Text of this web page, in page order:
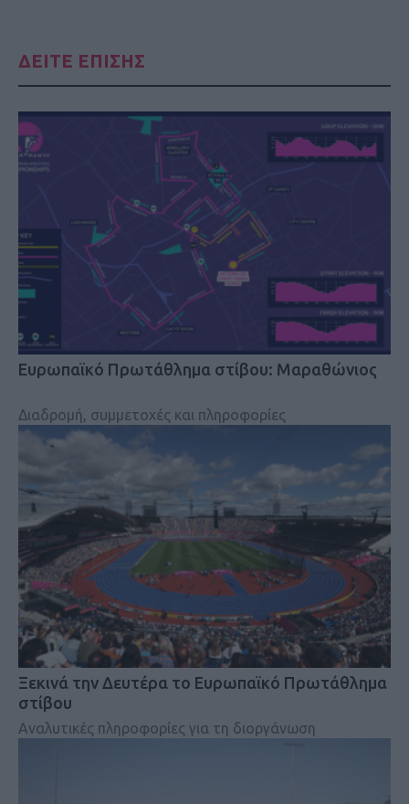
ΔΕΙΤΕ ΕΠΙΣΗΣ
Eυρωπαϊκό Πρωτάθλημα στίβου: Μαραθώνιος
Διαδρομή, συμμετοχές και πληροφορίες
Ξεκινά την Δευτέρα το Ευρωπαϊκό Πρωτάθλημα
στίβου
Αναλυτικές πληροφορίες για τη διοργάνωση